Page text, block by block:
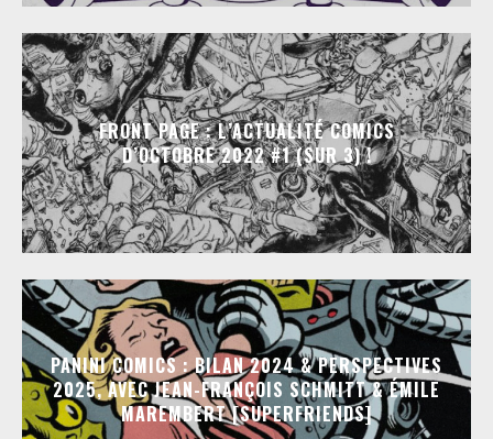
FRONT PAGE : L’ACTUALITÉ COMICS
D’OCTOBRE 2022 #1 (SUR 3) !
PANINI COMICS : BILAN 2024 & PERSPECTIVES
2025, AVEC JEAN-FRANÇOIS SCHMITT & ÉMILE
MAREMBERT [SUPERFRIENDS]